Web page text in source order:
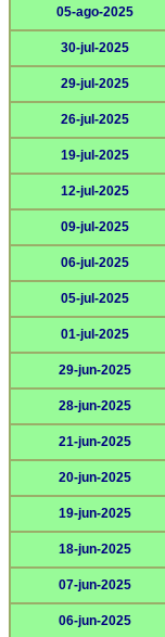
05-ago-2025
30-jul-2025
29-jul-2025
26-jul-2025
19-jul-2025
12-jul-2025
09-jul-2025
06-jul-2025
05-jul-2025
01-jul-2025
29-jun-2025
28-jun-2025
21-jun-2025
20-jun-2025
19-jun-2025
18-jun-2025
07-jun-2025
06-jun-2025